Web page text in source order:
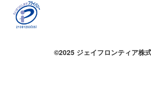
©2025 ジェイフロンティア株